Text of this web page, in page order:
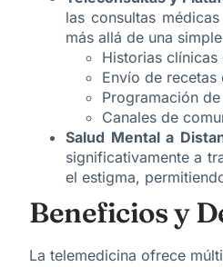
las consultas
más allá de una
​Historias
​Envío de recetas
​Programación
​Canales de
Salud Mental a
significativamente a
el estigma,
​Beneficios y
​La telemedicina ofrece